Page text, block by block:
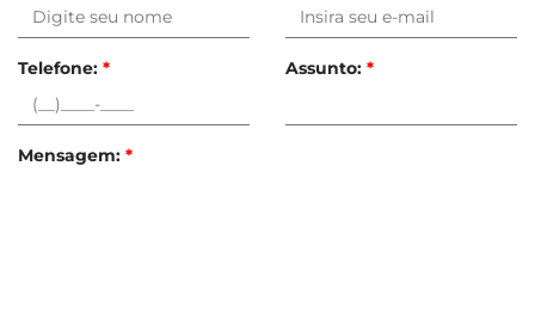
Telefone: * Assunto: *
Mensagem: *